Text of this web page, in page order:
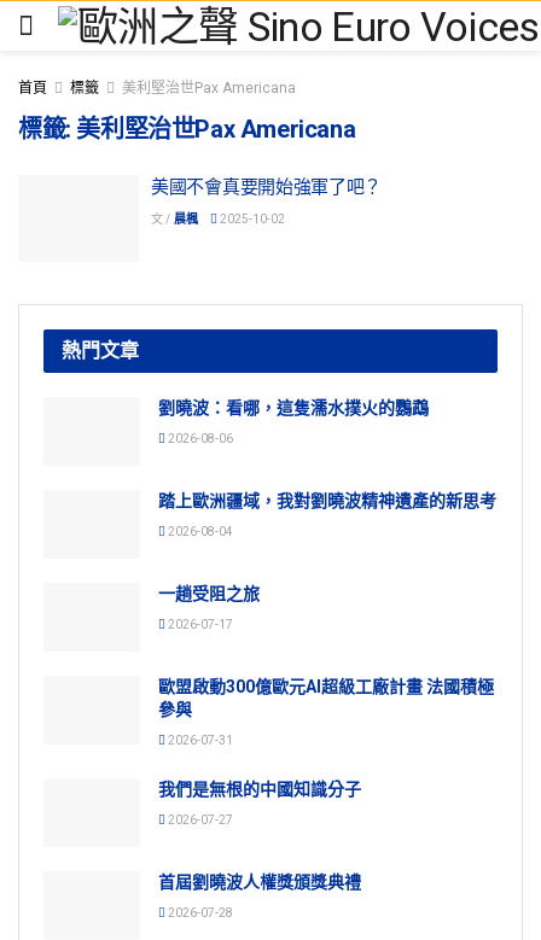
首頁 標籤 美利堅治世Pax Americana
標籤:美利堅治世Pax Americana
美國不會真要開始強軍了吧？
文 / 晨楓 2025-10-02
熱門文章
劉曉波：看哪，這隻濡水撲火的鸚鵡
2026-08-06
踏上歐洲疆域，我對劉曉波精神遺產的新思考
2026-08-04
一趟受阻之旅
2026-07-17
歐盟啟動300億歐元AI超級工廠計畫 法國積極
參與
2026-07-31
我們是無根的中國知識分子
2026-07-27
首屆劉曉波人權獎頒獎典禮
2026-07-28